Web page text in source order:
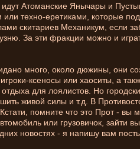
Атоманские Янычары и
или техно-еретиками, которые
скитариев Механикум, если
За эти фракции можно и
много, около дюжины, они
ксеносы или хаоситы, а
для лоялистов. Но
живой силы и т.д. В
помните что это Прот - вы
или грузовичок, зайти
новостях - я напишу вам